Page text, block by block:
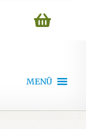
MENÜ